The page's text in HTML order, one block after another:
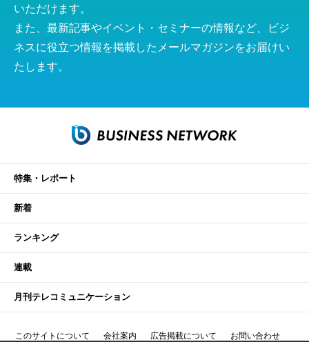
いただけます。
また、最新記事やイベント・セミナーの情報など、ビジ
ネスに役立つ情報を掲載したメールマガジンをお届けい
たします。
特集・レポート
新着
ランキング
連載
月刊テレコミュニケーション
このサイトについて 会社案内 広告掲載について お問い合わせ